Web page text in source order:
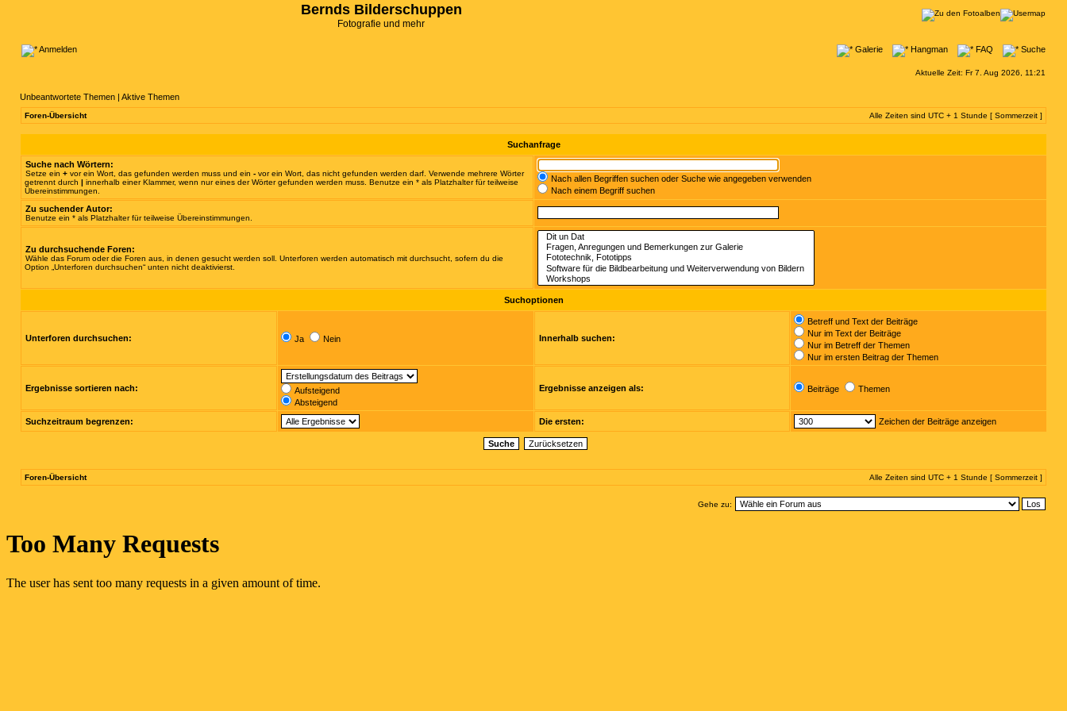
Bernds Bilderschuppen
Fotografie und mehr
Anmelden Galerie Hangman FAQ Suche
Aktuelle Zeit: Fr 7. Aug 2026, 11:21
Unbeantwortete Themen | Aktive Themen
Foren-Übersicht Alle Zeiten sind UTC + 1 Stunde [ Sommerzeit ]
Suchanfrage
Suche nach Wörtern:
Setze ein + vor ein Wort, das gefunden werden muss und ein - vor ein Wort, das nicht gefunden werden darf. Verwende mehrere Wörter
getrennt durch | innerhalb einer Klammer, wenn nur eines der Wörter gefunden werden muss. Benutze ein * als Platzhalter für teilweise
Übereinstimmungen.
Nach allen Begriffen suchen oder Suche wie angegeben verwenden
Nach einem Begriff suchen
Zu suchender Autor:
Benutze ein * als Platzhalter für teilweise Übereinstimmungen.
Zu durchsuchende Foren:
Wähle das Forum oder die Foren aus, in denen gesucht werden soll. Unterforen werden automatisch mit durchsucht, sofern du die
Option „Unterforen durchsuchen“ unten nicht deaktivierst.
Suchoptionen
Unterforen durchsuchen: Ja Nein Innerhalb suchen:
Betreff und Text der Beiträge
Nur im Text der Beiträge
Nur im Betreff der Themen
Nur im ersten Beitrag der Themen
Ergebnisse sortieren nach:
Aufsteigend
Absteigend
Ergebnisse anzeigen als: Beiträge Themen
Suchzeitraum begrenzen: Die ersten: Zeichen der Beiträge anzeigen
Foren-Übersicht Alle Zeiten sind UTC + 1 Stunde [ Sommerzeit ]
Gehe zu: